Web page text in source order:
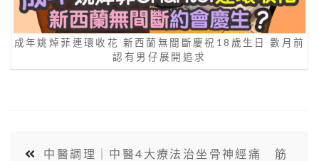
成年姚焯菲連環收花 新西蘭無間斷慶祝18歲生日 數月前
認有男仔展開追求
中醫調理｜中醫4大療法治坐骨神經痛 筋